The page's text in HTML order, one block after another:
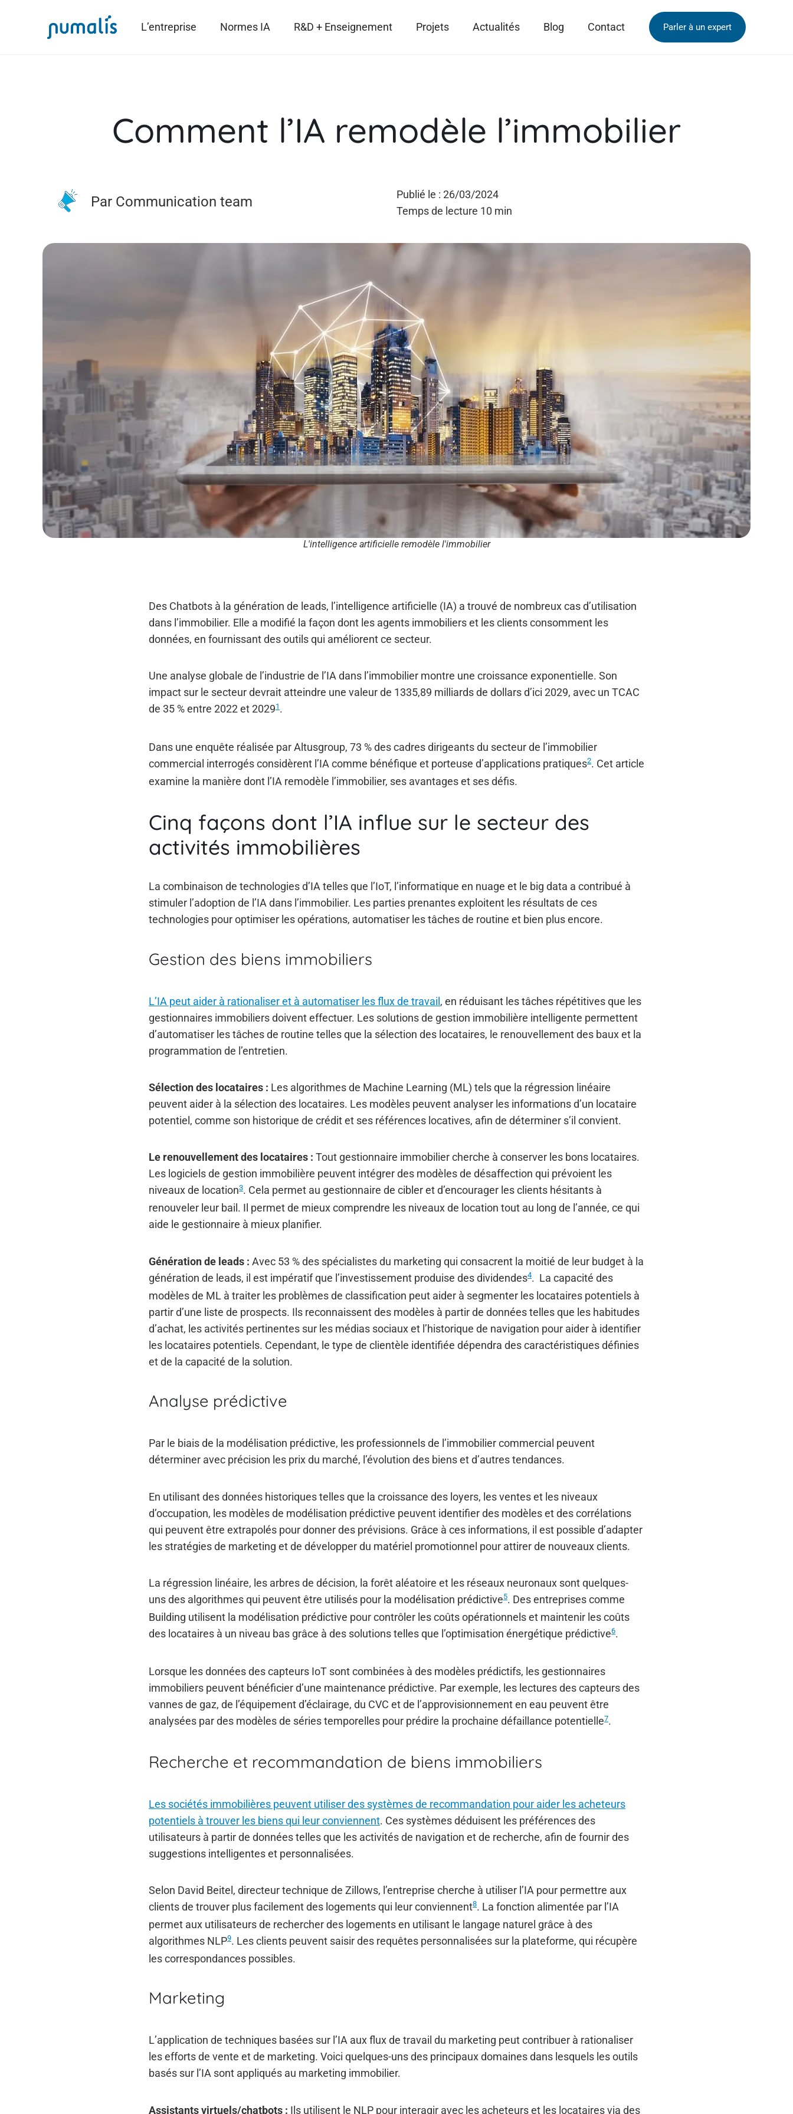
L’entreprise Normes IA R&D + Enseignement Projets Actualités Blog Contact Parler à un expert
Comment l’IA remodèle l’immobilier
Par Communication team
Publié le : 26/03/2024
Temps de lecture 10 min
L'intelligence artificielle remodèle l'immobilier
Des Chatbots à la génération de leads, l’intelligence artificielle (IA) a trouvé de nombreux cas d’utilisation
dans l’immobilier. Elle a modifié la façon dont les agents immobiliers et les clients consomment les
données, en fournissant des outils qui améliorent ce secteur.
Une analyse globale de l’industrie de l’IA dans l’immobilier montre une croissance exponentielle. Son
impact sur le secteur devrait atteindre une valeur de 1335,89 milliards de dollars d’ici 2029, avec un TCAC
de 35 % entre 2022 et 20291 .
Dans une enquête réalisée par Altusgroup, 73 % des cadres dirigeants du secteur de l’immobilier
commercial interrogés considèrent l’IA comme bénéfique et porteuse d’applications pratiques2. Cet article
examine la manière dont l’IA remodèle l’immobilier, ses avantages et ses défis.
Cinq façons dont l’IA influe sur le secteur des
activités immobilières
La combinaison de technologies d’IA telles que l’IoT, l’informatique en nuage et le big data a contribué à
stimuler l’adoption de l’IA dans l’immobilier. Les parties prenantes exploitent les résultats de ces
technologies pour optimiser les opérations, automatiser les tâches de routine et bien plus encore.
Gestion des biens immobiliers
L’IA peut aider à rationaliser et à automatiser les flux de travail , en réduisant les tâches répétitives que les
gestionnaires immobiliers doivent effectuer. Les solutions de gestion immobilière intelligente permettent
d’automatiser les tâches de routine telles que la sélection des locataires, le renouvellement des baux et la
programmation de l’entretien.
Sélection des locataires : Les algorithmes de Machine Learning (ML) tels que la régression linéaire
peuvent aider à la sélection des locataires. Les modèles peuvent analyser les informations d’un locataire
potentiel, comme son historique de crédit et ses références locatives, afin de déterminer s’il convient.
Le renouvellement des locataires : Tout gestionnaire immobilier cherche à conserver les bons locataires.
Les logiciels de gestion immobilière peuvent intégrer des modèles de désaffection qui prévoient les
niveaux de location3. Cela permet au gestionnaire de cibler et d’encourager les clients hésitants à
renouveler leur bail. Il permet de mieux comprendre les niveaux de location tout au long de l’année, ce qui
aide le gestionnaire à mieux planifier.
Génération de leads : Avec 53 % des spécialistes du marketing qui consacrent la moitié de leur budget à la
génération de leads, il est impératif que l’investissement produise des dividendes4. La capacité des
modèles de ML à traiter les problèmes de classification peut aider à segmenter les locataires potentiels à
partir d’une liste de prospects. Ils reconnaissent des modèles à partir de données telles que les habitudes
d’achat, les activités pertinentes sur les médias sociaux et l’historique de navigation pour aider à identifier
les locataires potentiels. Cependant, le type de clientèle identifiée dépendra des caractéristiques définies
et de la capacité de la solution.
Analyse prédictive
Par le biais de la modélisation prédictive, les professionnels de l’immobilier commercial peuvent
déterminer avec précision les prix du marché, l’évolution des biens et d’autres tendances.
En utilisant des données historiques telles que la croissance des loyers, les ventes et les niveaux
d’occupation, les modèles de modélisation prédictive peuvent identifier des modèles et des corrélations
qui peuvent être extrapolés pour donner des prévisions. Grâce à ces informations, il est possible d’adapter
les stratégies de marketing et de développer du matériel promotionnel pour attirer de nouveaux clients.
La régression linéaire, les arbres de décision, la forêt aléatoire et les réseaux neuronaux sont quelques-
uns des algorithmes qui peuvent être utilisés pour la modélisation prédictive5. Des entreprises comme
Building utilisent la modélisation prédictive pour contrôler les coûts opérationnels et maintenir les coûts
des locataires à un niveau bas grâce à des solutions telles que l’optimisation énergétique prédictive6.
Lorsque les données des capteurs IoT sont combinées à des modèles prédictifs, les gestionnaires
immobiliers peuvent bénéficier d’une maintenance prédictive. Par exemple, les lectures des capteurs des
vannes de gaz, de l’équipement d’éclairage, du CVC et de l’approvisionnement en eau peuvent être
analysées par des modèles de séries temporelles pour prédire la prochaine défaillance potentielle7.
Recherche et recommandation de biens immobiliers
Les sociétés immobilières peuvent utiliser des systèmes de recommandation pour aider les acheteurs
potentiels à trouver les biens qui leur conviennent. Ces systèmes déduisent les préférences des
utilisateurs à partir de données telles que les activités de navigation et de recherche, afin de fournir des
suggestions intelligentes et personnalisées.
Selon David Beitel, directeur technique de Zillows, l’entreprise cherche à utiliser l’IA pour permettre aux
clients de trouver plus facilement des logements qui leur conviennent8. La fonction alimentée par l’IA
permet aux utilisateurs de rechercher des logements en utilisant le langage naturel grâce à des
algorithmes NLP9. Les clients peuvent saisir des requêtes personnalisées sur la plateforme, qui récupère
les correspondances possibles.
Marketing
L’application de techniques basées sur l’IA aux flux de travail du marketing peut contribuer à rationaliser
les efforts de vente et de marketing. Voici quelques-uns des principaux domaines dans lesquels les outils
basés sur l’IA sont appliqués au marketing immobilier.
Assistants virtuels/chatbots : Ils utilisent le NLP pour interagir avec les acheteurs et les locataires via des